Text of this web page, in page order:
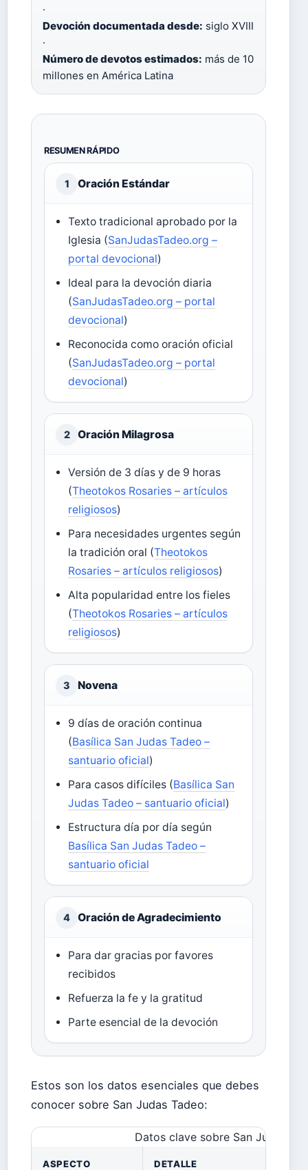
·
Devoción documentada desde: siglo XVIII
·
Número de devotos estimados: más de 10
millones en América Latina
RESUMEN RÁPIDO
1 Oración Estándar
Texto tradicional aprobado por la
Iglesia (SanJudasTadeo.org –
portal devocional)
Ideal para la devoción diaria
(SanJudasTadeo.org – portal
devocional)
Reconocida como oración oficial
(SanJudasTadeo.org – portal
devocional)
2 Oración Milagrosa
Versión de 3 días y de 9 horas
(Theotokos Rosaries – artículos
religiosos)
Para necesidades urgentes según
la tradición oral (Theotokos
Rosaries – artículos religiosos)
Alta popularidad entre los fieles
(Theotokos Rosaries – artículos
religiosos)
3 Novena
9 días de oración continua
(Basílica San Judas Tadeo –
santuario oficial)
Para casos difíciles (Basílica San
Judas Tadeo – santuario oficial)
Estructura día por día según
Basílica San Judas Tadeo –
santuario oficial
4 Oración de Agradecimiento
Para dar gracias por favores
recibidos
Refuerza la fe y la gratitud
Parte esencial de la devoción
Estos son los datos esenciales que debes
conocer sobre San Judas Tadeo:
Datos clave sobre San Judas
ASPECTO DETALLE